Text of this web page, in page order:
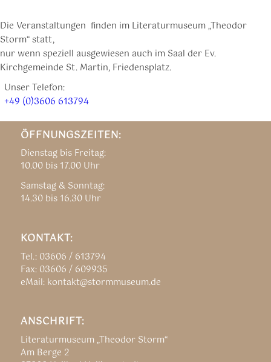
Die Veranstaltungen finden im Literaturmuseum „Theodor
Storm“ statt,
nur wenn speziell ausgewiesen auch im Saal der Ev.
Kirchgemeinde St. Martin, Friedensplatz.
Unser Telefon:
+49 (0)3606 613794
ÖFFNUNGSZEITEN:
Dienstag bis Freitag:
10.00 bis 17.00 Uhr
Samstag & Sonntag:
14.30 bis 16.30 Uhr
KONTAKT:
Tel.: 03606 / 613794
Fax: 03606 / 609935
eMail: kontakt@stormmuseum.de
ANSCHRIFT:
Literaturmuseum „Theodor Storm“
Am Berge 2